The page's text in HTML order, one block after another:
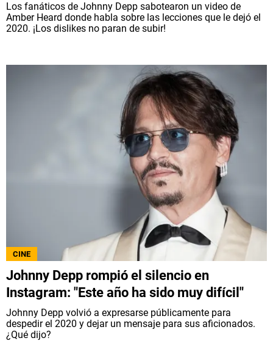
Los fanáticos de Johnny Depp sabotearon un video de
Amber Heard donde habla sobre las lecciones que le dejó el
2020. ¡Los dislikes no paran de subir!
CINE
Johnny Depp rompió el silencio en
Instagram: "Este año ha sido muy difícil"
Johnny Depp volvió a expresarse públicamente para
despedir el 2020 y dejar un mensaje para sus aficionados.
¿Qué dijo?